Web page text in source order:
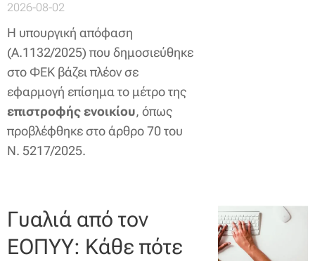
2026-08-02
Η υπουργική απόφαση
(Α.1132/2025) που δημοσιεύθηκε
στο ΦΕΚ βάζει πλέον σε
εφαρμογή επίσημα το μέτρο της
επιστροφής ενοικίου, όπως
προβλέφθηκε στο άρθρο 70 του
Ν. 5217/2025.
Γυαλιά από τον
ΕΟΠΥΥ: Κάθε πότε